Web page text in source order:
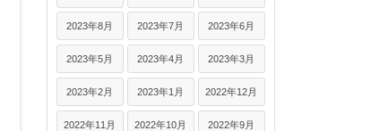
2023年8月 2023年7月 2023年6月
2023年5月 2023年4月 2023年3月
2023年2月 2023年1月 2022年12月
2022年11月 2022年10月 2022年9月